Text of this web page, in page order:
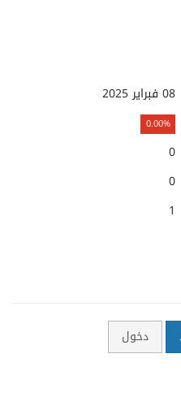
08 فبراير 2025
0.00%
0
0
1
دخول